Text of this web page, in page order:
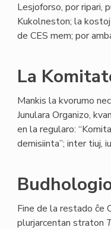
Lesjoforso, por ripari,
Kukolneston; la
de CES mem; por
La
Mankis la kvorumo
Junulara Organizo,
en la regularo:
demisiinta”; inter tiuj,
Fine de la restado ĉe
plurjarcentan straton